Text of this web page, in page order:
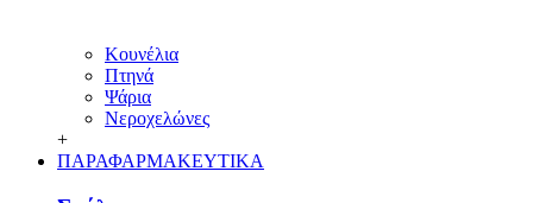
Κουνέλια
Πτηνά
Ψάρια
Νεροχελώνες
+
ΠΑΡΑΦΑΡΜΑΚΕΥΤΙΚΑ